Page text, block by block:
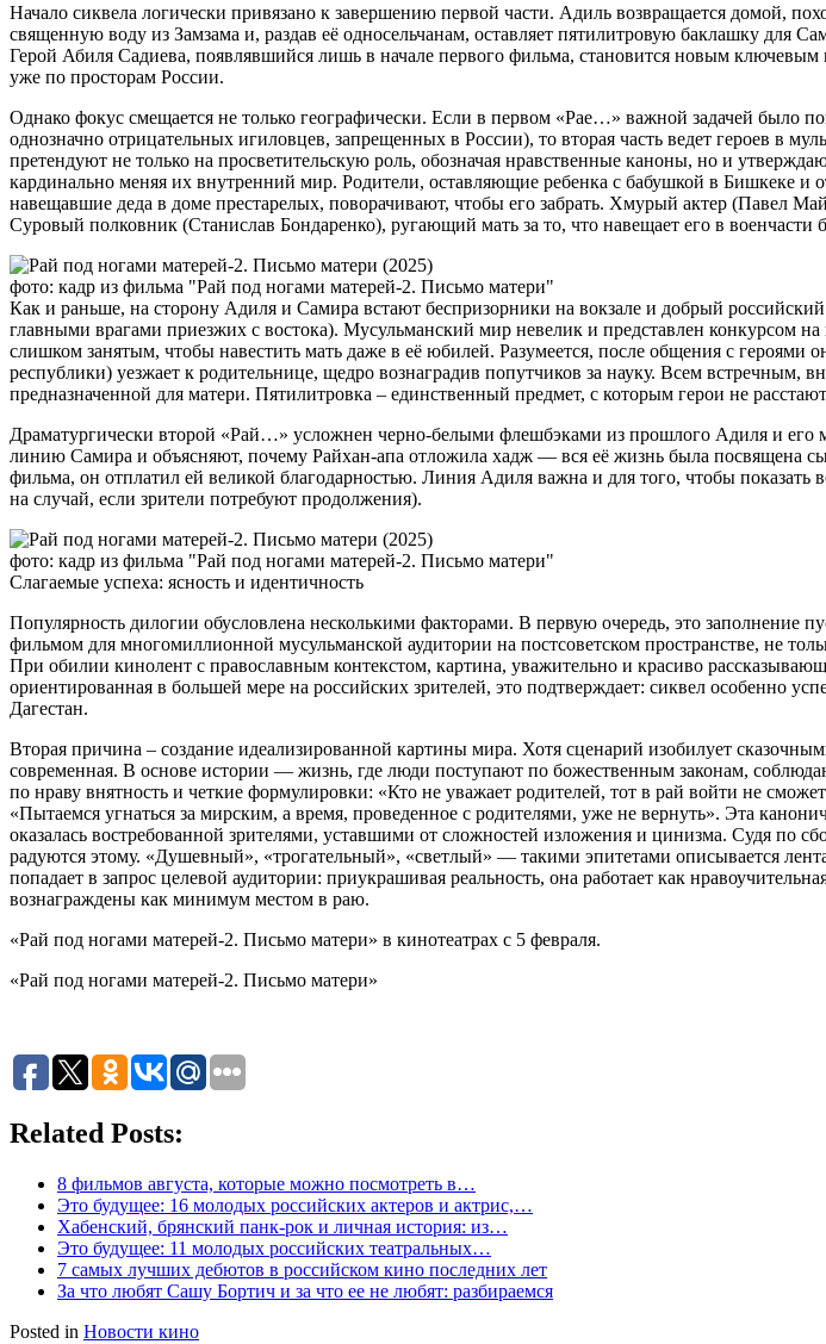
Начало сиквела логически привязано к завершению первой части. Адиль возвращается домой,
священную воду из Замзама и, раздав её односельчанам, оставляет пятилитровую баклашку для
Герой Абиля Садиева, появлявшийся лишь в начале первого фильма, становится новым
уже по просторам России.
Однако фокус смещается не только географически. Если в первом «Рае…» важной задачей было
однозначно отрицательных игиловцев, запрещенных в России), то вторая часть ведет героев в
претендуют не только на просветительскую роль, обозначая нравственные каноны, но и
кардинально меняя их внутренний мир. Родители, оставляющие ребенка с бабушкой в Бишкеке
навещавшие деда в доме престарелых, поворачивают, чтобы его забрать. Хмурый актер (Павел
Суровый полковник (Станислав Бондаренко), ругающий мать за то, что навещает его в военчасти
фото: кадр из фильма "Рай под ногами матерей-2. Письмо матери"
Как и раньше, на сторону Адиля и Самира встают беспризорники на вокзале и добрый
главными врагами приезжих с востока). Мусульманский мир невелик и представлен конкурсом
слишком занятым, чтобы навестить мать даже в её юбилей. Разумеется, после общения с
республики) уезжает к родительнице, щедро вознаградив попутчиков за науку. Всем встречным,
предназначенной для матери. Пятилитровка – единственный предмет, с которым герои не
Драматургически второй «Рай…» усложнен черно-белыми флешбэками из прошлого Адиля и
линию Самира и объясняют, почему Райхан-апа отложила хадж — вся её жизнь была посвящена
фильма, он отплатил ей великой благодарностью. Линия Адиля важна и для того, чтобы
на случай, если зрители потребуют продолжения).
фото: кадр из фильма "Рай под ногами матерей-2. Письмо матери"
Слагаемые успеха: ясность и идентичность
Популярность дилогии обусловлена несколькими факторами. В первую очередь, это
фильмом для многомиллионной мусульманской аудитории на постсоветском пространстве, не
При обилии кинолент с православным контекстом, картина, уважительно и красиво
ориентированная в большей мере на российских зрителей, это подтверждает: сиквел особенно
Дагестан.
Вторая причина – создание идеализированной картины мира. Хотя сценарий изобилует
современная. В основе истории — жизнь, где люди поступают по божественным законам,
по нраву внятность и четкие формулировки: «Кто не уважает родителей, тот в рай войти не
«Пытаемся угнаться за мирским, а время, проведенное с родителями, уже не вернуть». Эта
оказалась востребованной зрителями, уставшими от сложностей изложения и цинизма. Судя по
радуются этому. «Душевный», «трогательный», «светлый» — такими эпитетами описывается
попадает в запрос целевой аудитории: приукрашивая реальность, она работает как
вознаграждены как минимум местом в раю.
«Рай под ногами матерей-2. Письмо матери» в кинотеатрах с 5 февраля.
«Рай под ногами матерей-2. Письмо матери»
Related Posts:
8 фильмов августа, которые можно посмотреть в…
Это будущее: 16 молодых российских актеров и актрис,…
Хабенский, брянский панк-рок и личная история: из…
Это будущее: 11 молодых российских театральных…
7 самых лучших дебютов в российском кино последних лет
За что любят Сашу Бортич и за что ее не любят: разбираемся
Posted in Новости кино